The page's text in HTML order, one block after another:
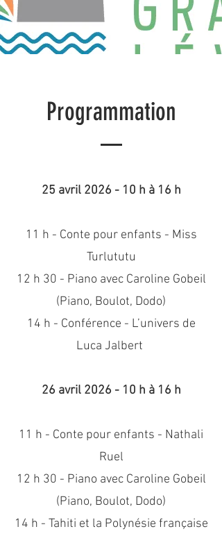
Programmation
25 avril 2026 - 10 h à 16 h
11 h - Conte pour enfants - Miss
Turlututu
12 h 30 - Piano avec Caroline Gobeil
(Piano, Boulot, Dodo)
14 h - Conférence - L’univers de
Luca Jalbert
26 avril 2026 - 10 h à 16 h
11 h - Conte pour enfants - Nathali
Ruel
12 h 30 - Piano avec Caroline Gobeil
(Piano, Boulot, Dodo)
14 h - Tahiti et la Polynésie française